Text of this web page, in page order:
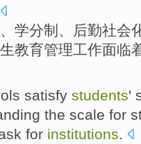
、 学分制 、 后勤社会
教育管理工作面临
satisfy students'
the scale for
for institutions.